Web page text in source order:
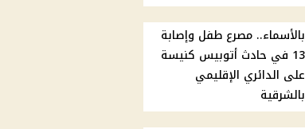
بالأسماء.. مصرع طفل وإصابة
13 في حادث أتوبيس كنيسة
على الدائري الإقليمي
بالشرقية